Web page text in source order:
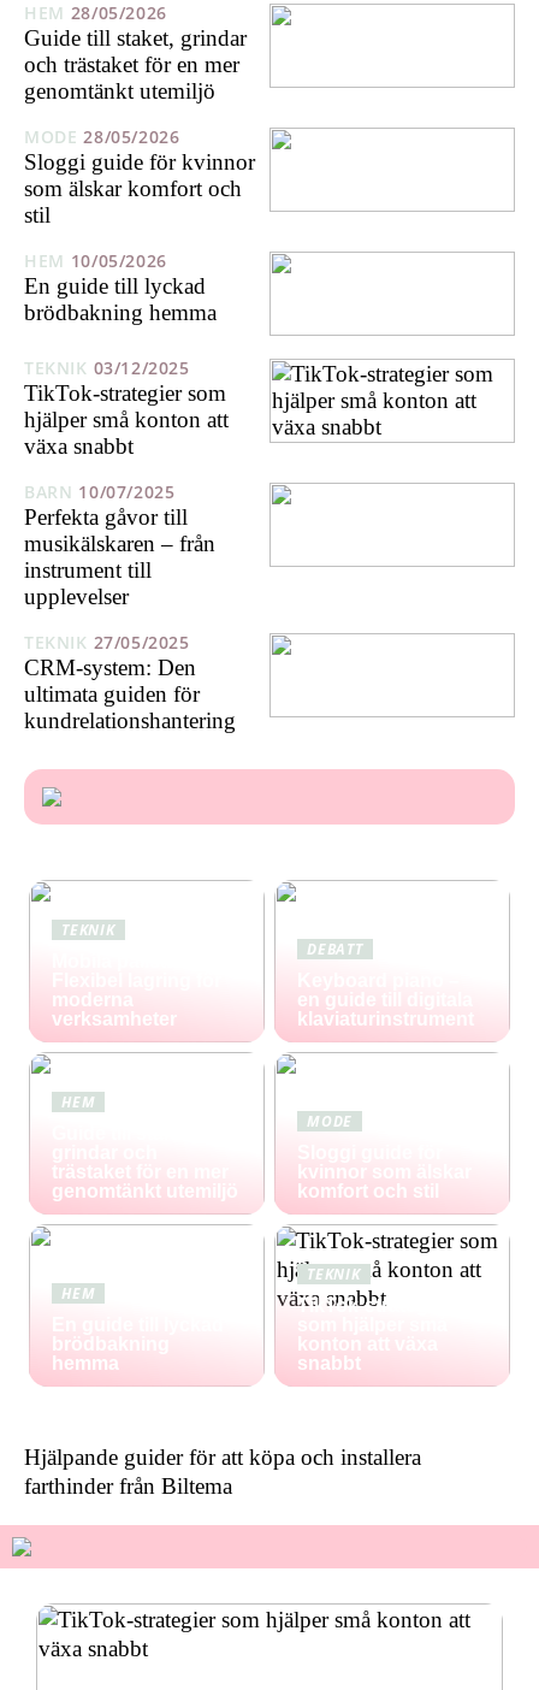
HEM 28/05/2026
Guide till staket, grindar
och trästaket för en mer
genomtänkt utemiljö
MODE 28/05/2026
Sloggi guide för kvinnor
som älskar komfort och
stil
HEM 10/05/2026
En guide till lyckad
brödbakning hemma
TEKNIK 03/12/2025
TikTok-strategier som
hjälper små konton att
växa snabbt
BARN 10/07/2025
Perfekta gåvor till
musikälskaren – från
instrument till
upplevelser
TEKNIK 27/05/2025
CRM-system: Den
ultimata guiden för
kundrelationshantering
TEKNIK
moderna
verksamheter
DEBATT
en guide till digitala
klaviaturinstrument
HEM
trästaket för en mer
genomtänkt utemiljö
MODE
kvinnor som älskar
komfort och stil
HEM
brödbakning
hemma
TEKNIK
TikTok-strategier
konton att växa
snabbt
Hjälpande guider för att köpa och installera
farthinder från Biltema